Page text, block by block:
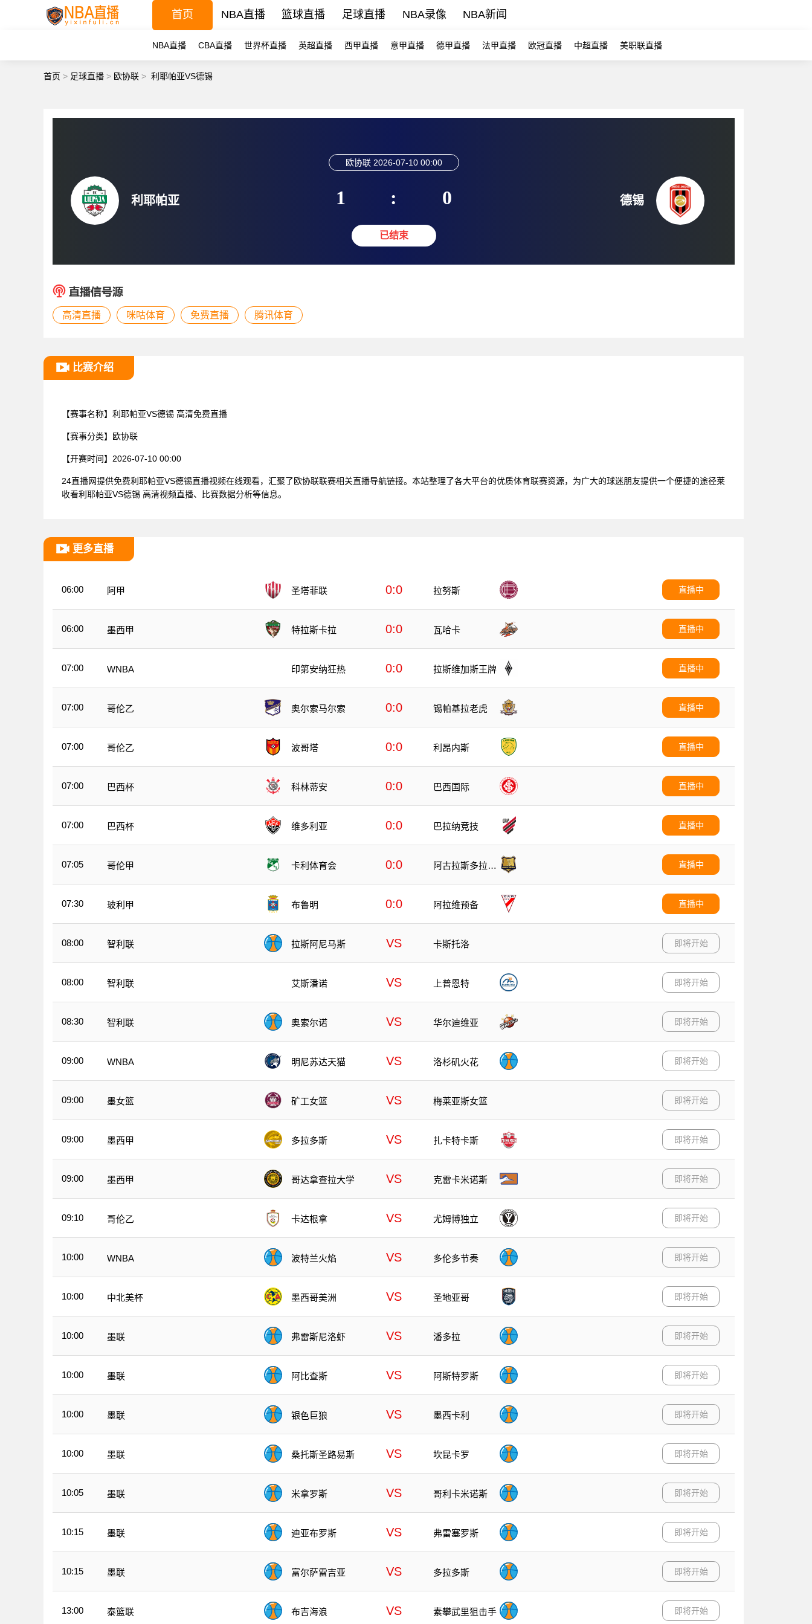
首页 NBA直播 篮球直播 足球直播 NBA录像 NBA新闻
NBA直播 CBA直播 世界杯直播 英超直播 西甲直播 意甲直播 德甲直播 法甲直播 欧冠直播 中超直播 美职联直播
首页 > 足球直播 > 欧协联 > 利耶帕亚VS德锡
利耶帕亚
欧协联 2026-07-10 00:00
1 : 0
已结束
德锡
高清直播 咪咕体育 免费直播 腾讯体育
比赛介绍
【赛事名称】 利耶帕亚VS德锡 高清免费直播
【赛事分类】 欧协联
【开赛时间】 2026-07-10 00:00
24直播网提供免费利耶帕亚VS德锡直播视频在线观看，汇聚了欧协联联赛相关直播导航链接。本站整理了各大平台的优质体育联赛资源，为广大的球迷朋友提供一个便捷的途径莱
收看利耶帕亚VS德锡 高清视频直播、比赛数据分析等信息。
更多直播
06:00 阿甲 圣塔菲联 0:0 拉努斯 直播中
06:00 墨西甲 特拉斯卡拉 0:0 瓦哈卡 直播中
07:00 WNBA 印第安纳狂热 0:0 拉斯维加斯王牌 直播中
07:00 哥伦乙 奥尔索马尔索 0:0 锡帕基拉老虎 直播中
07:00 哥伦乙 波哥塔 0:0 利昂内斯 直播中
07:00 巴西杯 科林蒂安 0:0 巴西国际 直播中
07:00 巴西杯 维多利亚 0:0 巴拉纳竞技 直播中
07:05 哥伦甲 卡利体育会 0:0
阿古拉斯多拉达
直播中
07:30 玻利甲 布鲁明 0:0 阿拉维预备 直播中
08:00 智利联 拉斯阿尼马斯 VS 卡斯托洛 即将开始
08:00 智利联 艾斯潘诺 VS 上普恩特 即将开始
08:30 智利联 奥索尔诺 VS 华尔迪维亚 即将开始
09:00 WNBA 明尼苏达天猫 VS 洛杉矶火花 即将开始
09:00 墨女篮 矿工女篮 VS 梅莱亚斯女篮 即将开始
09:00 墨西甲 多拉多斯 VS 扎卡特卡斯 即将开始
09:00 墨西甲 哥达拿查拉大学 VS 克雷卡米诺斯 即将开始
09:10 哥伦乙 卡达根拿 VS 尤姆博独立 即将开始
10:00 WNBA 波特兰火焰 VS 多伦多节奏 即将开始
10:00 中北美杯 墨西哥美洲 VS 圣地亚哥 即将开始
10:00 墨联 弗雷斯尼洛虾 VS 潘多拉 即将开始
10:00 墨联 阿比查斯 VS 阿斯特罗斯 即将开始
10:00 墨联 银色巨狼 VS 墨西卡利 即将开始
10:00 墨联 桑托斯圣路易斯 VS 坎昆卡罗 即将开始
10:05 墨联 米拿罗斯 VS 哥利卡米诺斯 即将开始
10:15 墨联 迪亚布罗斯 VS 弗雷塞罗斯 即将开始
10:15 墨联 富尔萨雷吉亚 VS 多拉多斯 即将开始
13:00 泰篮联 布吉海浪 VS 素攀武里狙击手 即将开始